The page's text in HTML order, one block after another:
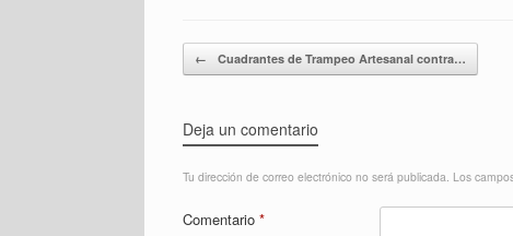
Post navigation
← Cuadrantes de Trampeo Artesanal contra…
Deja un comentario
Tu dirección de correo electrónico no será publicada. Los
Comentario *